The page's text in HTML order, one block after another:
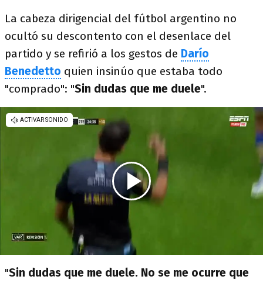
La cabeza dirigencial del fútbol argentino no
ocultó su descontento con el desenlace del
partido y se refirió a los gestos de Darío
Benedetto quien insinúo que estaba todo
"comprado": "Sin dudas que me duele".
"Sin dudas que me duele. No se me ocurre que